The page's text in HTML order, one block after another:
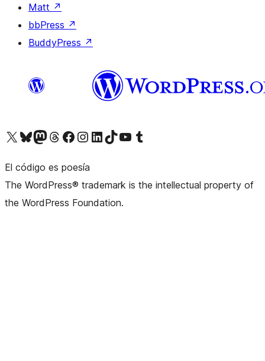
Matt ↗
bbPress ↗
BuddyPress ↗
Visita nuestra cuenta de X (anteriormente Twitter)
Visita nuestra cuenta de Bluesky
Visita nuestra cuenta de Mastodon
Visita nuestra cuenta de Threads
Visita nuestra página de Facebook
Visita nuestra cuenta de Instagram
Visita nuestra cuenta de LinkedIn
Visita nuestra cuenta de TikTok
Visita nuestro canal de YouTube
Visita nuestra cuenta de Tumblr
El código es poesía
The WordPress® trademark is the intellectual property of
the WordPress Foundation.